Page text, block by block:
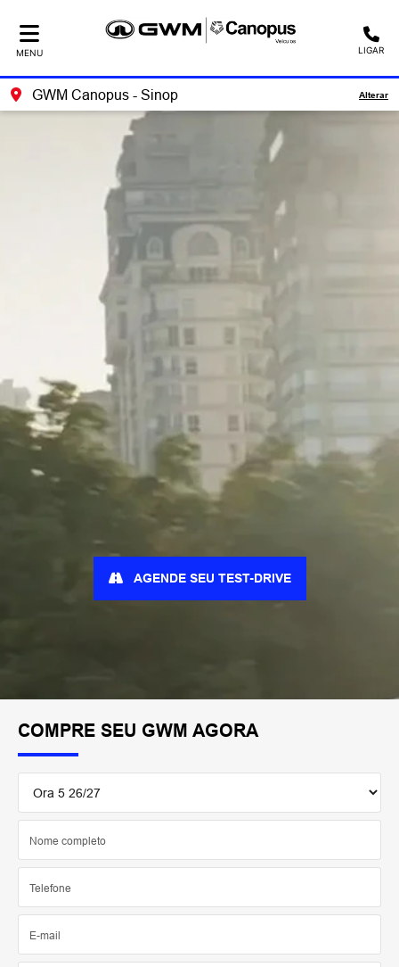
MENU LIGAR
GWM Canopus - Sinop Alterar
COMPRE SEU GWM AGORA
AGENDE SEU TEST-DRIVE